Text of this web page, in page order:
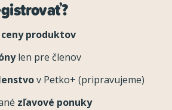
produktov
len pre členov
v Petko+ (pripravujeme)
zľavové ponuky